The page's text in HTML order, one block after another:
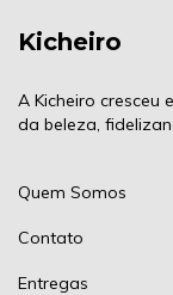
Kicheiro
A Kicheiro cresceu
da beleza,
Quem Somos
Contato
Entregas